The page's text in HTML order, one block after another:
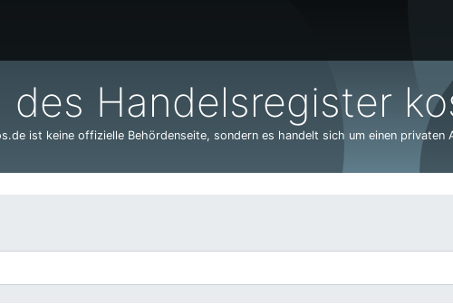
Handelsregister
ist keine offizielle Behördenseite, sondern es handelt sich um einen privaten